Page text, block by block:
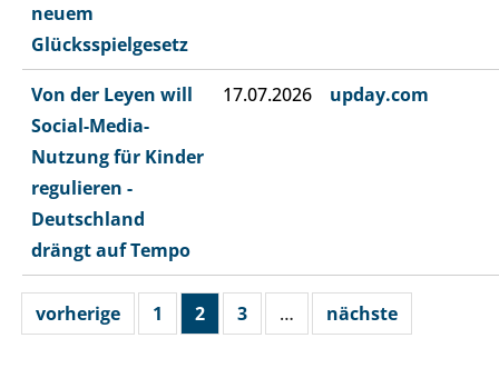
neuem
Glücksspielgesetz
Von der Leyen will
Social-Media-
Nutzung für Kinder
regulieren -
Deutschland
drängt auf Tempo
17.07.2026 upday.com
vorherige 1 2 3 … nächste